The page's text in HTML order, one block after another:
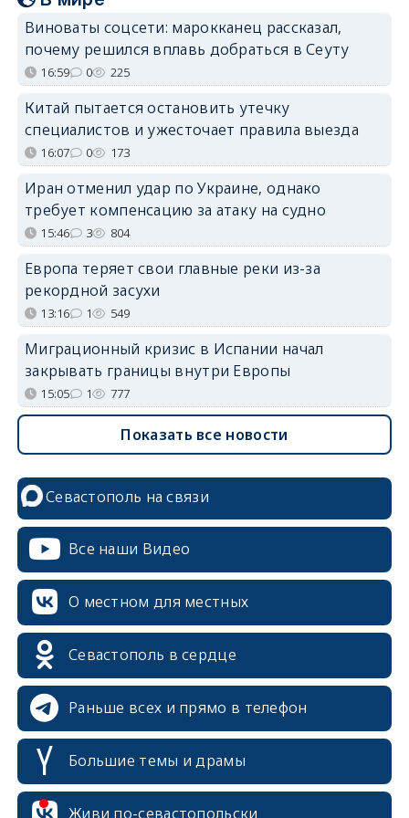
Виноваты соцсети: марокканец рассказал,
почему решился вплавь добраться в Сеуту
16:59 0 225
Китай пытается остановить утечку
специалистов и ужесточает правила выезда
16:07 0 173
Иран отменил удар по Украине, однако
требует компенсацию за атаку на судно
15:46 3 804
Европа теряет свои главные реки из-за
рекордной засухи
13:16 1 549
Миграционный кризис в Испании начал
закрывать границы внутри Европы
15:05 1 777
Показать все новости
Севастополь на связи
Все наши Видео
О местном для местных
Севастополь в сердце
Раньше всех и прямо в телефон
Большие темы и драмы
Живи по-севастопольски